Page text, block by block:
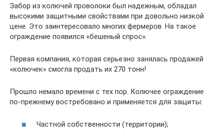
Забор из колючей проволоки был надежным, обладал
высокими защитными свойствами при довольно низкой
цене. Это заинтересовало многих фермеров. На такое
ограждение появился «бешеный спрос».
Первая компания, которая серьезно занялась продажей
«колючек» смогла продать их 270 тонн!
Прошло немало времени с тех пор. Колючее ограждение
по-прежнему востребовано и применяется для защиты:
Частной собственности (территории);